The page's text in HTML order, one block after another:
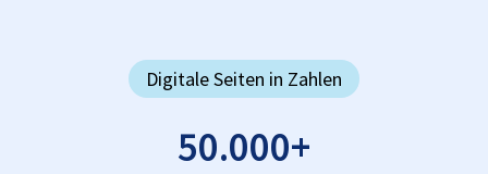
Digitale Seiten in Zahlen
50.000+